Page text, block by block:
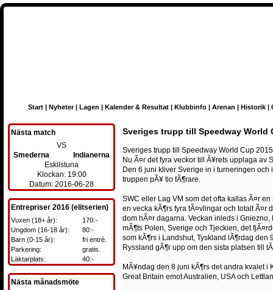
Start | Nyheter| Lagen | Kalender & Resultat | Klubbinfo | Arenan | Historik |
Nästa match
VS
Smederna Indianerna
Eskilstuna
Klockan: 19:00
Datum: 2016-06-28
Entrepriser 2016 (elitserien)
Vuxen (18+ år):
170:-
Ungdom (16-18 år):
80:-
Barn (0-15 år):
fri entré.
Parkering:
gratis.
Läktarplats:
40:-
Nästa månadsmöte
Sveriges trupp till Speedway World
Sveriges trupp till Speedway World Cup 2015
Nu Ã¤r det fyra veckor till Ã¥rets upplaga av
Den 6 juni kliver Sverige in i turneringen
truppen pÃ¥ tio fÃ¶rare.
SWC eller Lag VM som det ofta kallas Ã¤r
en vecka kÃ¶rs fyra tÃ¤vlingar och totalt Ã¤r
dom hÃ¤r dagarna. Veckan inleds i
mÃ¶ts Polen, Sverige och Tjeckien, det
som kÃ¶rs i Landshut, Tyskland lÃ¶rdag den
Ryssland gÃ¶r upp om den sista platsen till
MÃ¥ndag den 8 juni kÃ¶rs det andra kvalet i
Great Britain emot Australien, USA och